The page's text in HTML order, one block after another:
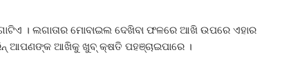
। ଲଗାତାର ମୋବାଇଲ ଦେଖିବା ଫଳରେ ଆଖି ଉପରେ ଏହାର
ଆପଣଙ୍କ ଆଖିକୁ ଖୁବ୍ କ୍ଷତି ପହଞ୍ଚାଇପାରେ ।